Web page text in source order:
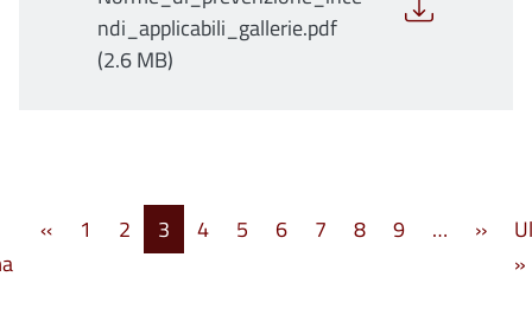
ndi_applicabili_gallerie.pdf
(2.6 MB)
Paginazione
Prima pagina
‹‹Pagina precedente
1 2 3 4 5 6 7 8 9 … ››
»